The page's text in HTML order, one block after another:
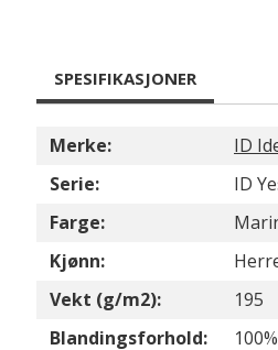
SPESIFIKASJONER
Merke:
ID
Serie:
ID
Farge:
Kjønn:
Vekt (g/m2):
195
Blandingsforhold: